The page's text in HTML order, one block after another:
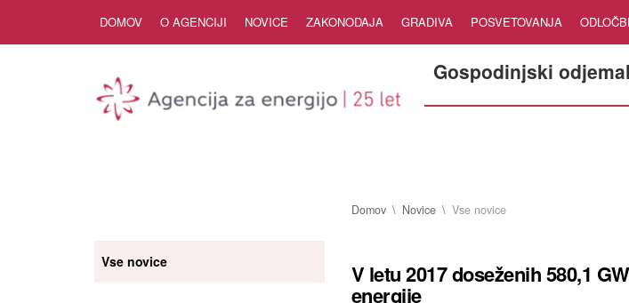
DOMOV O AGENCIJI NOVICE ZAKONODAJA GRADIVA POSVETOVANJA
Gospodinjski
Domov Novice Vse novice
Vse novice V letu 2017 doseženih 580,1
energije